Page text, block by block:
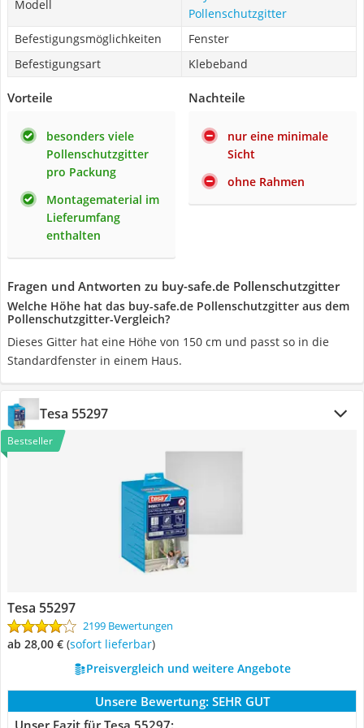
Modell
Pollenschutzgitter
Befestigungsmöglichkeiten
Fenster
Befestigungsart
Klebeband
Vorteile
besonders viele
Pollenschutzgitter
pro Packung
Montagematerial im
Lieferumfang
enthalten
Nachteile
nur eine minimale
Sicht
ohne Rahmen
Fragen und Antworten zu buy-safe.de Pollenschutzgitter
Welche Höhe hat das buy-safe.de Pollenschutzgitter aus dem
Pollenschutzgitter-Vergleich?
Dieses Gitter hat eine Höhe von 150 cm und passt so in die
Standardfenster in einem Haus.
Tesa 55297
Bestseller
Tesa 55297
2199 Bewertungen
ab 28,00 € ( Sofort lieferbar)
Preisvergleich und weitere Angebote
Unsere Bewertung: SEHR GUT
Unser Fazit für Tesa 55297: